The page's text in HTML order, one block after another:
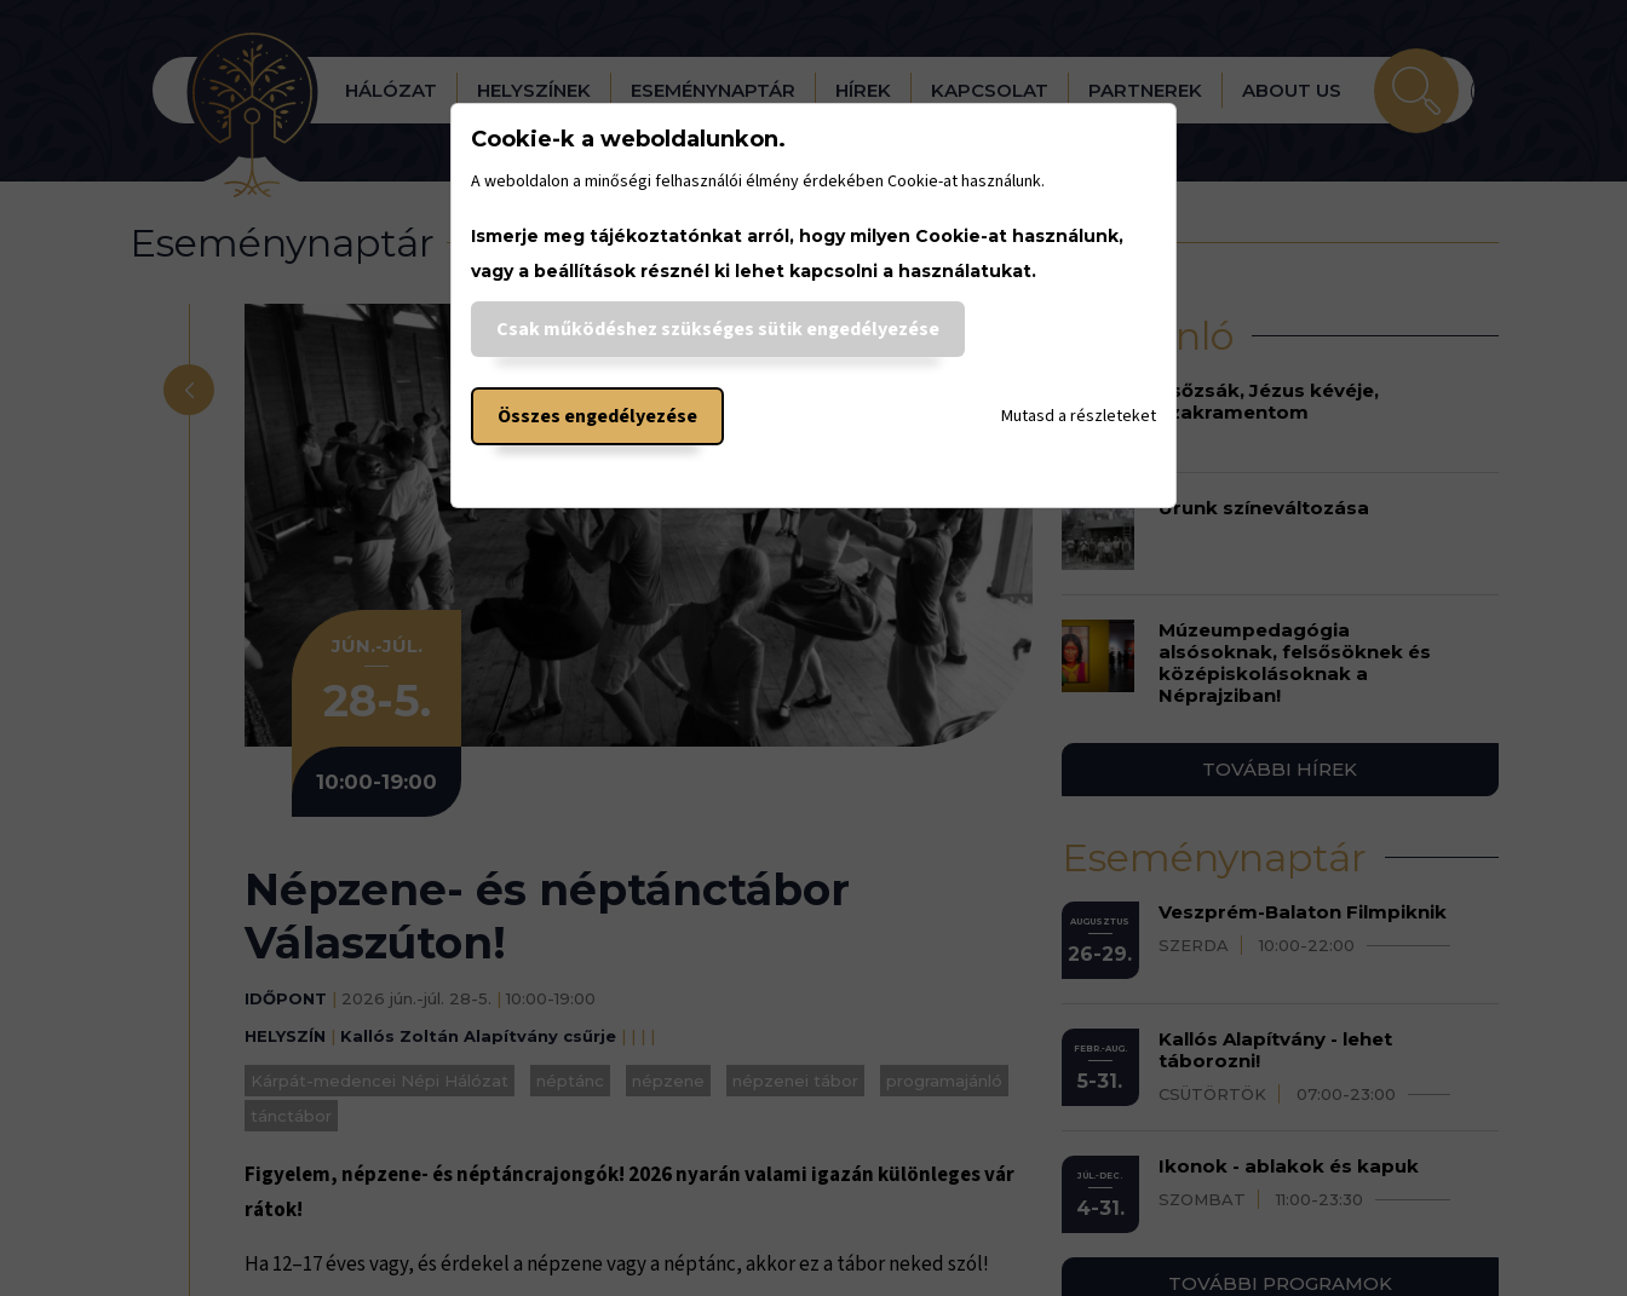
HÁLÓZAT HELYSZÍNEK ESEMÉNYNAPTÁR HÍREK KAPCSOLAT PARTNEREK ABOUT US
Eseménynaptár
<
JÚN.-JÚL.
28-5.
10:00-19:00
Népzene- és néptánctábor
Válaszúton!
IDŐPONT | 2026 jún.-júl. 28-5. | 10:00-19:00
HELYSZÍN | Kallós Zoltán Alapítvány csűrje | | | |
Kárpát-medencei Népi Hálózat néptánc népzene népzenei tábor
programajánló
tánctábor
Figyelem, népzene- és néptáncrajongók! 2026 nyarán valami igazán különleges vár
rátok!
Ha 12–17 éves vagy, és érdekel a népzene vagy a néptánc, akkor ez a tábor neked szól!
Hírajánló
Esőzsák, Jézus kévéje,
szakramentom
Urunk színeváltozása
Múzeumpedagógia
alsósoknak, felsősöknek és
középiskolásoknak a
Néprajziban!
TOVÁBBI HÍREK
Eseménynaptár
AUGUSZTUS
26-29.
Veszprém-Balaton Filmpiknik
SZERDA 10:00-22:00
FEBR.-AUG.
5-31.
Kallós Alapítvány - lehet
táborozni!
CSÜTÖRTÖK 07:00-23:00
JÚL.-DEC.
4-31.
Ikonok - ablakok és kapuk
SZOMBAT 11:00-23:30
TOVÁBBI PROGRAMOK
Cookie-k a weboldalunkon.
A weboldalon a minőségi felhasználói élmény érdekében Cookie-at használunk.
Ismerje meg tájékoztatónkat arról, hogy milyen Cookie-at használunk,
vagy a beállítások résznél ki lehet kapcsolni a használatukat.
Csak működéshez szükséges sütik engedélyezése
Összes engedélyezése Mutasd a részleteket